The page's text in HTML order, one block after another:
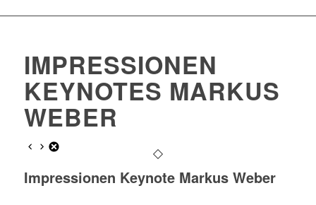
IMPRESSIONEN
KEYNOTES MARKUS
WEBER
Impressionen Keynote Markus Weber